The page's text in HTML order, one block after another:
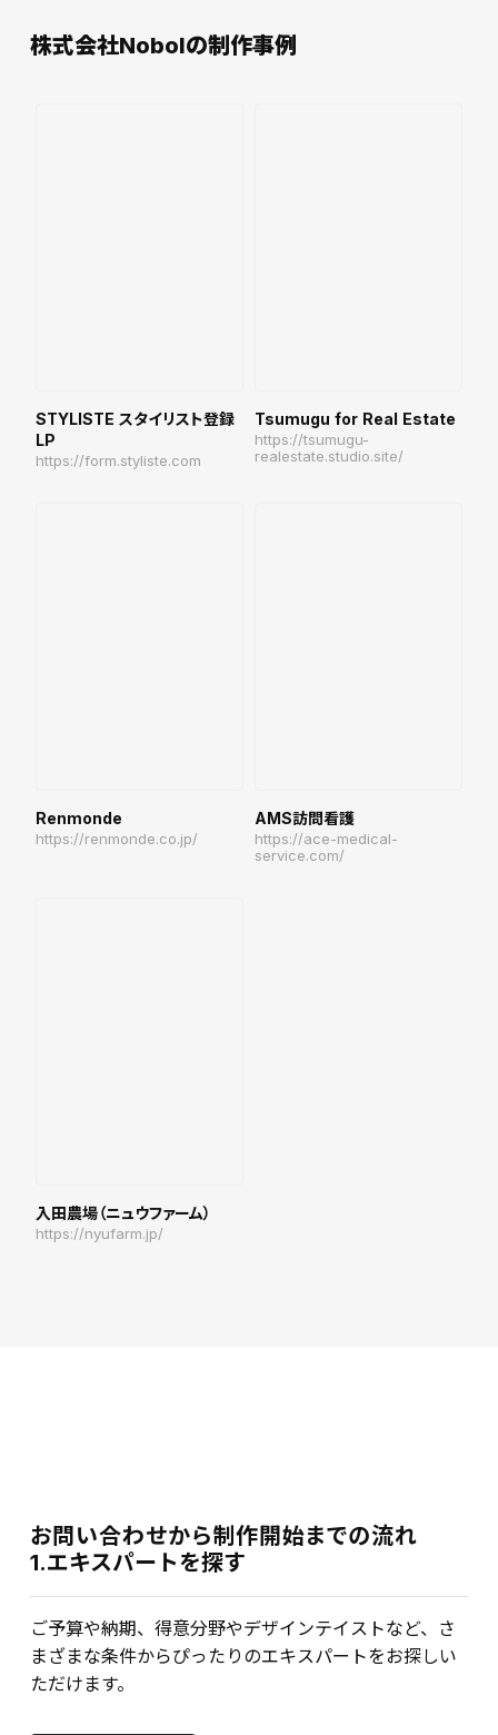
株式会社Nobolの制作事例
STYLISTE スタイリスト登録
LP
https://form.styliste.com
Tsumugu for Real Estate
https://tsumugu-
realestate.studio.site/
Renmonde
https://renmonde.co.jp/
AMS訪問看護
https://ace-medical-
service.com/
入田農場（ニュウファーム）
https://nyufarm.jp/
お問い合わせから制作開始までの流れ
1.エキスパートを探す
ご予算や納期、得意分野やデザインテイストなど、さ
まざまな条件からぴったりのエキスパートをお探しい
ただけます。